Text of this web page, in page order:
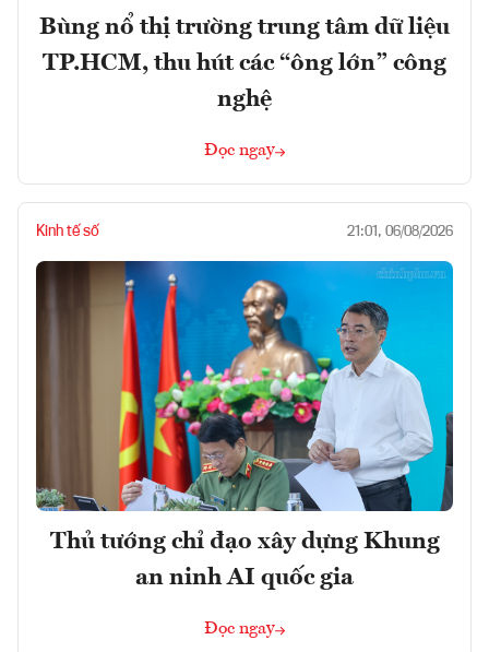
Bùng nổ thị trường trung tâm dữ liệu
TP.HCM, thu hút các “ông lớn” công
nghệ
Đọc ngay
Kinh tế số 21:01, 06/08/2026
Thủ tướng chỉ đạo xây dựng Khung
an ninh AI quốc gia
Đọc ngay